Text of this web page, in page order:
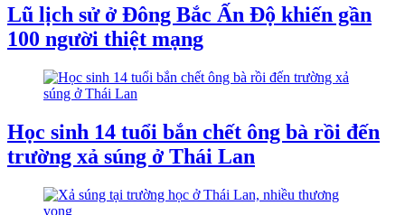
Lũ lịch sử ở Đông Bắc Ấn Độ khiến gần
100 người thiệt mạng
Học sinh 14 tuổi bắn chết ông bà rồi đến
trường xả súng ở Thái Lan